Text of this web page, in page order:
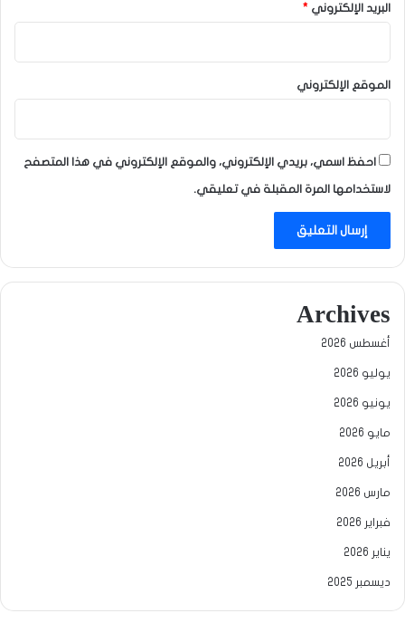
البريد الإلكتروني *
الموقع الإلكتروني
احفظ اسمي، بريدي الإلكتروني، والموقع الإلكتروني في هذا المتصفح
لاستخدامها المرة المقبلة في تعليقي.
Archives
أغسطس 2026
يوليو 2026
يونيو 2026
مايو 2026
أبريل 2026
مارس 2026
فبراير 2026
يناير 2026
ديسمبر 2025